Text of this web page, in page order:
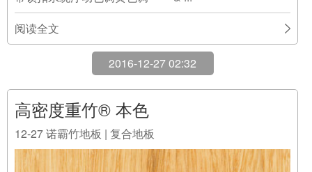
阅读全文
2016-12-27 02:32
高密度重竹® 本色
12-27 诺霸竹地板 | 复合地板